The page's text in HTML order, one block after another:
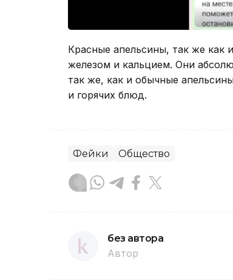
Красные апельсины, так же как
железом и кальцием. Они
так же, как и обычные
и горячих блюд.
Фейки Общество
без автора
Автор